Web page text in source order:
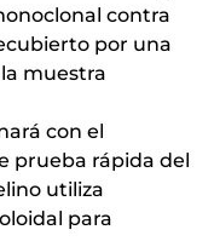
contra
por una
muestra
con el
prueba rápida del
utiliza
para